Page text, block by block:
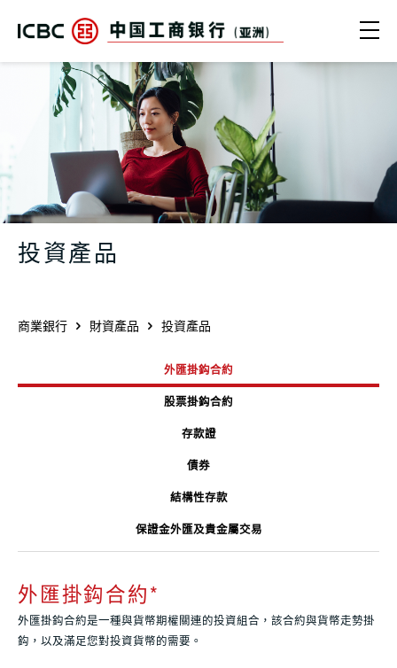
企業投資產品 | 債券、基金、結構性
投資產品
商業銀行 財資產品 投資產品
外匯掛鈎合約
股票掛鈎合約
存款證
債券
結構性存款
保證金外匯及貴金屬交易
外匯掛鈎合約*
外匯掛鈎合約是一種與貨幣期權關連的投資組合，該合約與貨幣走勢掛
鈎，以及滿足您對投資貨幣的需要。